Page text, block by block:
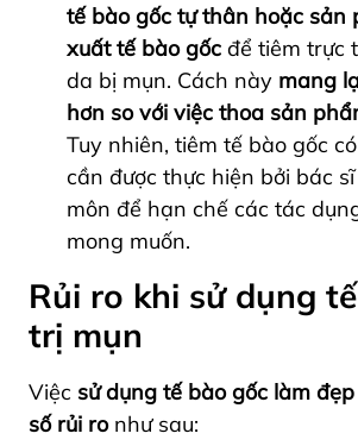
tế bào gốc tự thân hoặc sản
xuất tế bào gốc để tiêm trực
da bị mụn. Cách này mang
hơn so với việc thoa sản
Tuy nhiên, tiêm tế bào gốc
cần được thực hiện bởi bác
môn để hạn chế các tác
mong muốn.
Rủi ro khi sử dụng
trị mụn
Việc sử dụng tế bào gốc làm
số rủi ronhư sau: